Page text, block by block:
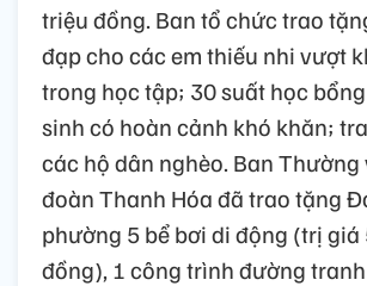
triệu đồng. Ban tổ chức trao
đạp cho các em thiếu nhi vượt
trong học tập; 30 suất học
sinh có hoàn cảnh khó khăn;
các hộ dân nghèo. Ban Thường
đoàn Thanh Hóa đã trao tặng
phường 5 bể bơi di động (trị giá
đồng), 1 công trình đường